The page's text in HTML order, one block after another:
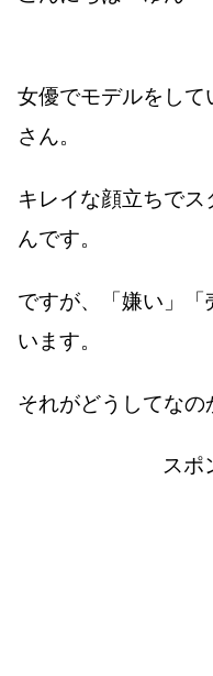
女優でモデルをして
さん。
キレイな顔立ちでス
んです。
ですが、「嫌い」
います。
それがどうしてなの
スポ